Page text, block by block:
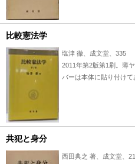
比較憲法学
塩津 徹、成文堂、335
2011年第2版第1刷。薄
バーは本体に貼り付けて
共犯と身分
西田典之 著、成文堂、